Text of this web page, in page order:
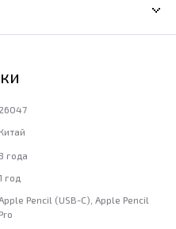
26047
Китай
3 года
1 год
Pencil (USB-C), Apple Pencil
Pro